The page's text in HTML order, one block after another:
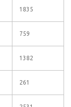
1835
759
1382
261